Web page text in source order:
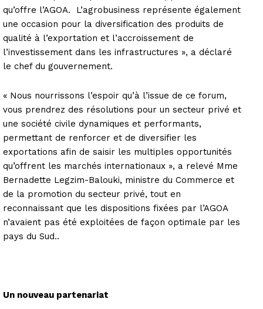
qu’offre l’AGOA. L’agrobusiness représente également
une occasion pour la diversification des produits de
qualité à l’exportation et l’accroissement de
l’investissement dans les infrastructures », a déclaré
le chef du gouvernement.
« Nous nourrissons l’espoir qu’à l’issue de ce forum,
vous prendrez des résolutions pour un secteur privé et
une société civile dynamiques et performants,
permettant de renforcer et de diversifier les
exportations afin de saisir les multiples opportunités
qu’offrent les marchés internationaux », a relevé Mme
Bernadette Legzim-Balouki, ministre du Commerce et
de la promotion du secteur privé, tout en
reconnaissant que les dispositions fixées par l’AGOA
n’avaient pas été exploitées de façon optimale par les
pays du Sud..
Un nouveau partenariat